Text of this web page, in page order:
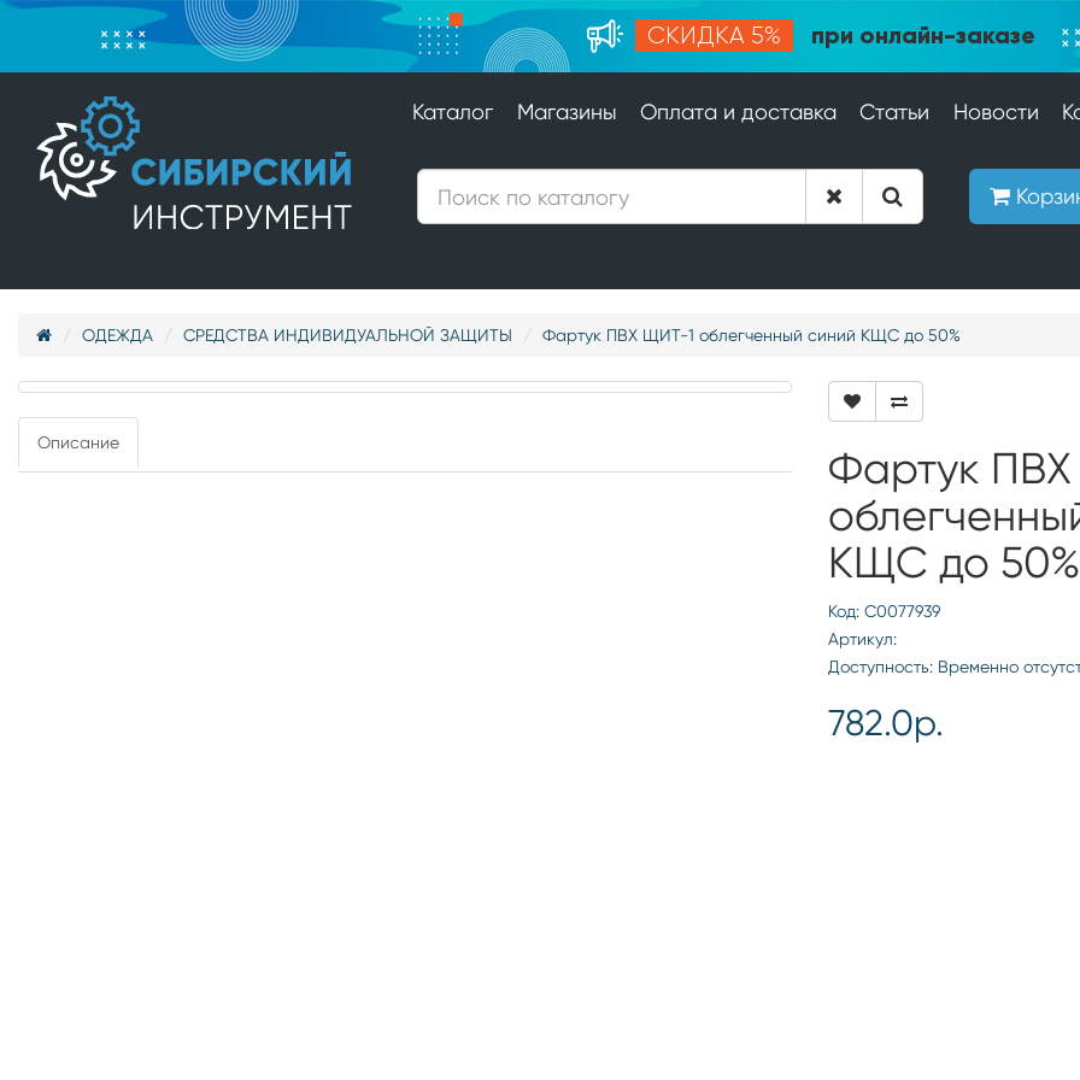
СКИДКА 5% при онлайн-заказе
Каталог Магазины Оплата и доставка Статьи Новости
ОДЕЖДА СРЕДСТВА ИНДИВИДУАЛЬНОЙ ЗАЩИТЫ Фартук ПВХ ЩИТ-1 облегченный синий КЩС до 50%
Описание
Фартук
КЩС до 50%
Код: С0077939
Артикул:
Доступность: Временно
782.0р.